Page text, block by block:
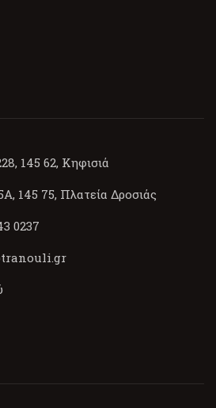
145 62, Κηφισιά
145 75, Πλατεία Δροσιάς
0237